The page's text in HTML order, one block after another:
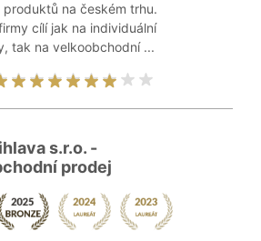
na českém trhu.
cílí jak na individuální
tak na velkoobchodní ...
s.r.o. -
prodej